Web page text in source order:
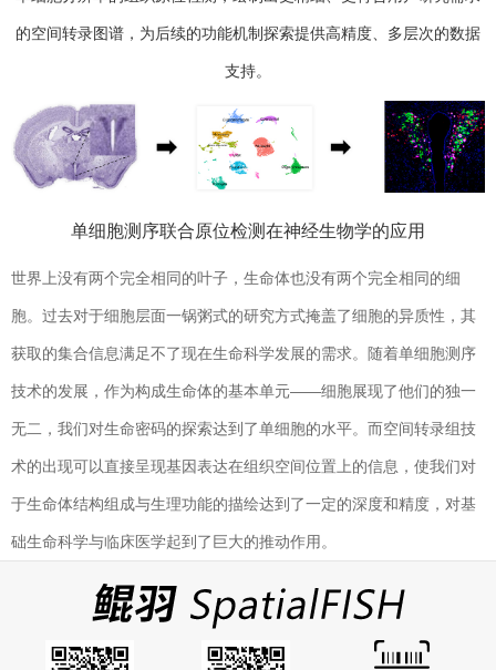
的空间转录图谱，为后续的功能机制探索提供高精度、多层次的数据
支持。
单细胞测序联合原位检测在神经生物学的应用
世界上没有两个完全相同的叶子，生命体也没有两个完全相同的细
胞。过去对于细胞层面一锅粥式的研究方式掩盖了细胞的异质性，其
获取的集合信息满足不了现在生命科学发展的需求。随着单细胞测序
技术的发展，作为构成生命体的基本单元——细胞展现了他们的独一
无二，我们对生命密码的探索达到了单细胞的水平。而空间转录组技
术的出现可以直接呈现基因表达在组织空间位置上的信息，使我们对
于生命体结构组成与生理功能的描绘达到了一定的深度和精度，对基
础生命科学与临床医学起到了巨大的推动作用。